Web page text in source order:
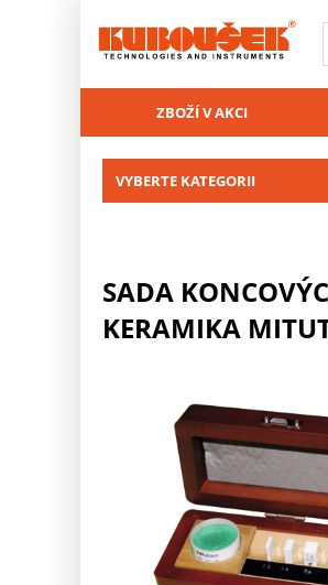
ZBOŽÍ V AKCI
VYBERTE KATEGORII
SADA
KERAMIKA